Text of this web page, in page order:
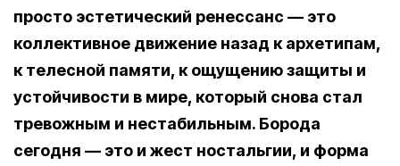
просто эстетический ренессанс — это
коллективное движение назад к архетипам,
к телесной памяти, к ощущению защиты и
устойчивости в мире, который снова стал
тревожным и нестабильным. Борода
сегодня — это и жест ностальгии, и форма